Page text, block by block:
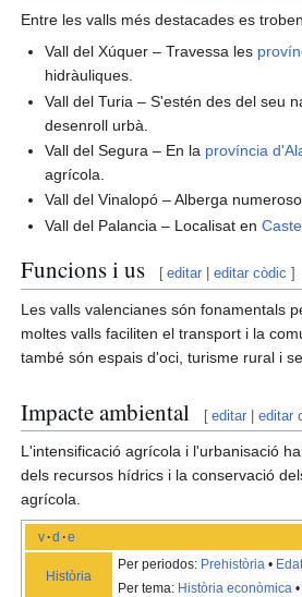
Entre les valls més destacades es
Vall del Xúquer – Travessa les
hidràuliques.
Vall del Turia – S'estén des del seu
desenroll urbà.
Vall del Segura – En la província
agrícola.
Vall del Vinalopó – Alberga
Vall del Palancia – Localisat en
Funcions i us [ editar |editar còdic ]
Les valls valencianes són fonamentals
moltes valls faciliten el transport i la
també són espais d'oci, turisme rural i
Impacte ambiental [ editar |editar
L'intensificació agrícola i l'urbanisació
dels recursos hídrics i la conservació
agrícola.
v·d ·e
Història
Per periodos: Prehistòria •
Per tema: Història econòmica •